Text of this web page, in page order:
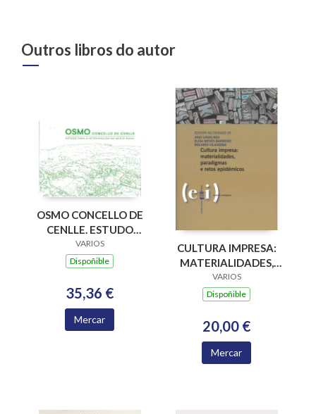
Outros libros do autor
OSMO CONCELLO DE
CENLLE. ESTUDO
PARA A
INTERVENCION NO
VARIOS
Dispoñible
35,36 €
Mercar
CULTURA IMPRESA:
MATERIALIDADES,
PARADIGMAS E
RETOS EPISTÉMICOS
VARIOS
Dispoñible
20,00 €
Mercar